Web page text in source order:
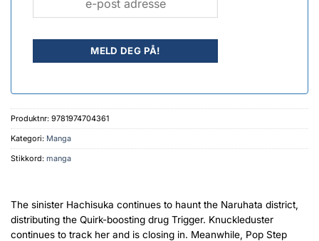
Produktnr: 9781974704361
Kategori: Manga
Stikkord: manga
The sinister Hachisuka continues to haunt the Naruhata district,
distributing the Quirk-boosting drug Trigger. Knuckleduster
continues to track her and is closing in. Meanwhile, Pop Step